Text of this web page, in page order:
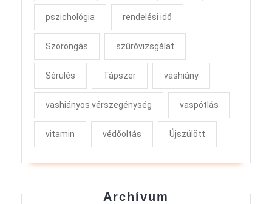
pszichológia rendelési idő
Szorongás szűrővizsgálat
Sérülés Tápszer vashiány
vashiányos vérszegénység vaspótlás
vitamin védőoltás Újszülött
Archívum